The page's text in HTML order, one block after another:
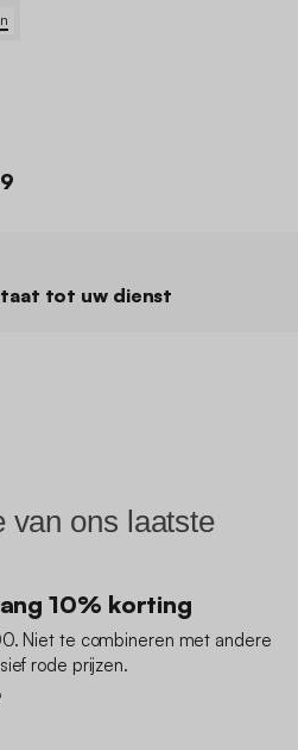
tot uw dienst
van ons laatste
10% korting
Niet te combineren met andere
rode prijzen.